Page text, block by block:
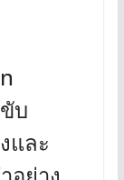
บ
และ